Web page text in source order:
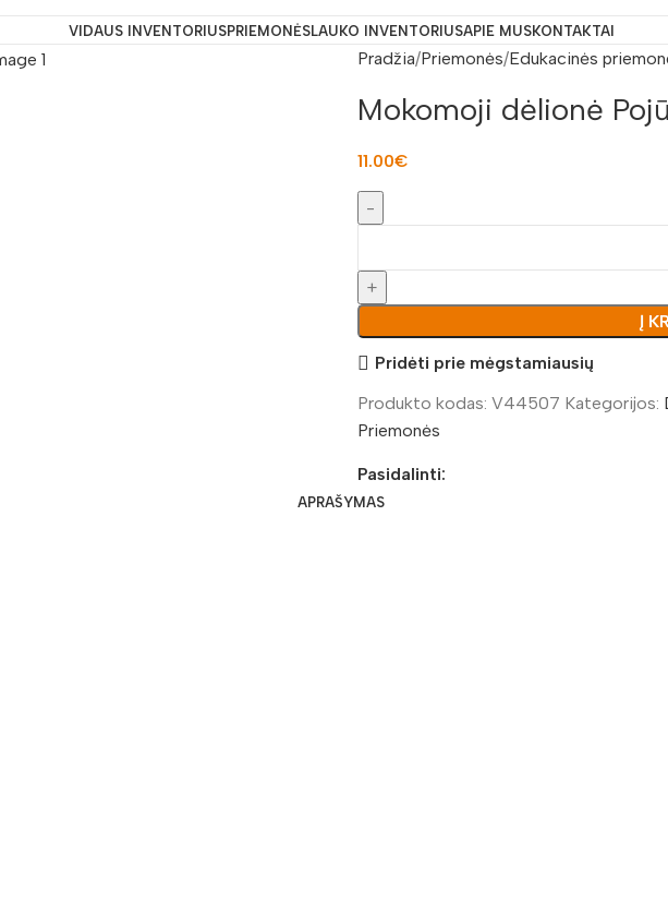
VIDAUS INVENTORIUSPRIEMONĖSLAUKO INVENTORIUSAPIE MUSKONTAKTAI
Pradžia Priemonės Edukacinės
Mokomoji dėlionė
11.00€
Į
Pridėti prie mėgstamiausių
Produkto kodas: V44507 Kategorijos:
Priemonės
Pasidalinti:
APRAŠYMAS